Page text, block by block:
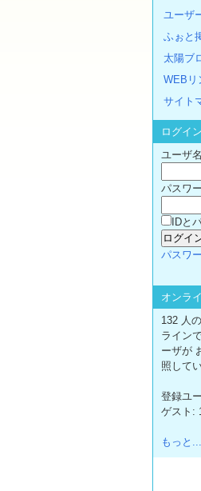
ユーザ
ふぉと
太陽ブ
WEBリ
サイト
ログイン
ユーザ
パスワ
IDと
パスワ
オンラ
132 人
ライン
ーザが
照して
登録ユ
ゲスト:
もっと...